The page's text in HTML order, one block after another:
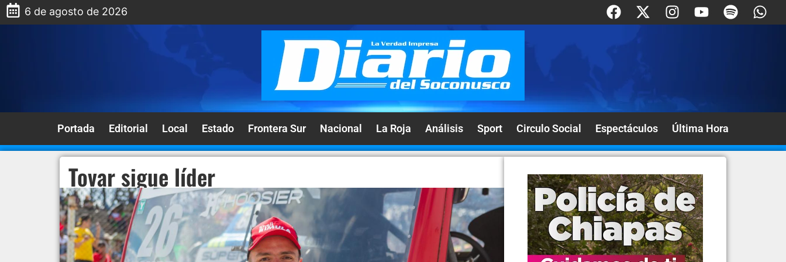
6 de agosto de 2026
Portada Editorial Local Estado Frontera Sur Nacional La Roja Análisis Sport Circulo Social Espectáculos Última Hora
Tovar sigue líder